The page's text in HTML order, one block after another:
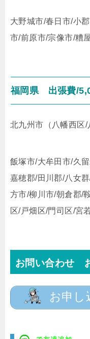
大野城市/春日市/小
市/前原市/宗像市/糟
福岡県 出張費/
北九州市（八幡西区/
飯塚市/大牟田市/久
嘉穂郡/田川郡/八女
方市/柳川市/朝倉郡/
区/戸畑区/門司区/宮
お問い合わせ
お申し